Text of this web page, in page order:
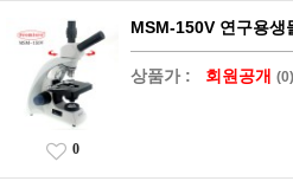
MSM-150V 연구용생
상품가 : 회원공개 (0)
0